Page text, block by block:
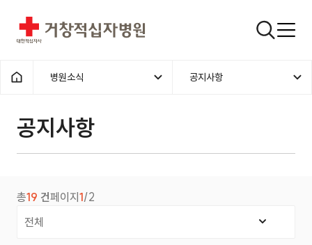
거창적십자병원 검색창
홈으로
병원소식 공지사항
공지사항
총19 건페이지 1/2